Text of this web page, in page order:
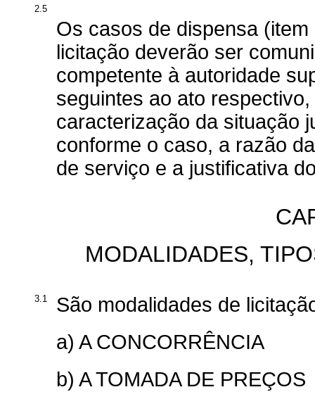
2.5
Os casos de dispensa
licitação deverão ser
competente à autoridade
seguintes ao ato
caracterização da situação
conforme o caso, a razão
de serviço e a justificativa
MODALIDADES,
3.1
São modalidades de
a) A CONCORRÊNCIA
b) A TOMADA DE PREÇOS